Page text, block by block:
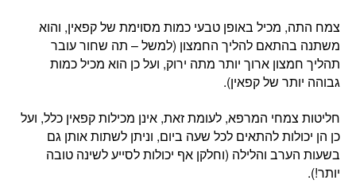
צמח התה, מכיל באופן טבעי כמות מסוימת של קפאין, והוא
משתנה בהתאם להליך החמצון (למשל – תה שחור עובר
תהליך חמצון ארוך יותר מתה ירוק, ועל כן הוא מכיל כמות
גבוהה יותר של קפאין).
חליטות צמחי המרפא, לעומת זאת, אינן מכילות קפאין כלל, ועל
כן הן יכולות להתאים לכל שעה ביום, וניתן לשתות אותן גם
בשעות הערב והלילה (וחלקן אף יכולות לסייע לשינה טובה
יותר!).